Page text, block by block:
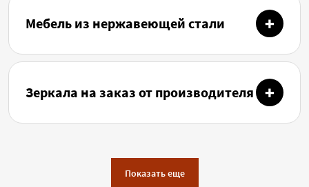
Мебель из нержавеющей стали
Зеркала на заказ от производителя
Показать еще